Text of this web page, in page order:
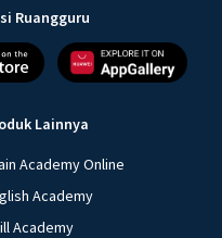
Ruangguru
Lainnya
Academy Online
Academy
Academy